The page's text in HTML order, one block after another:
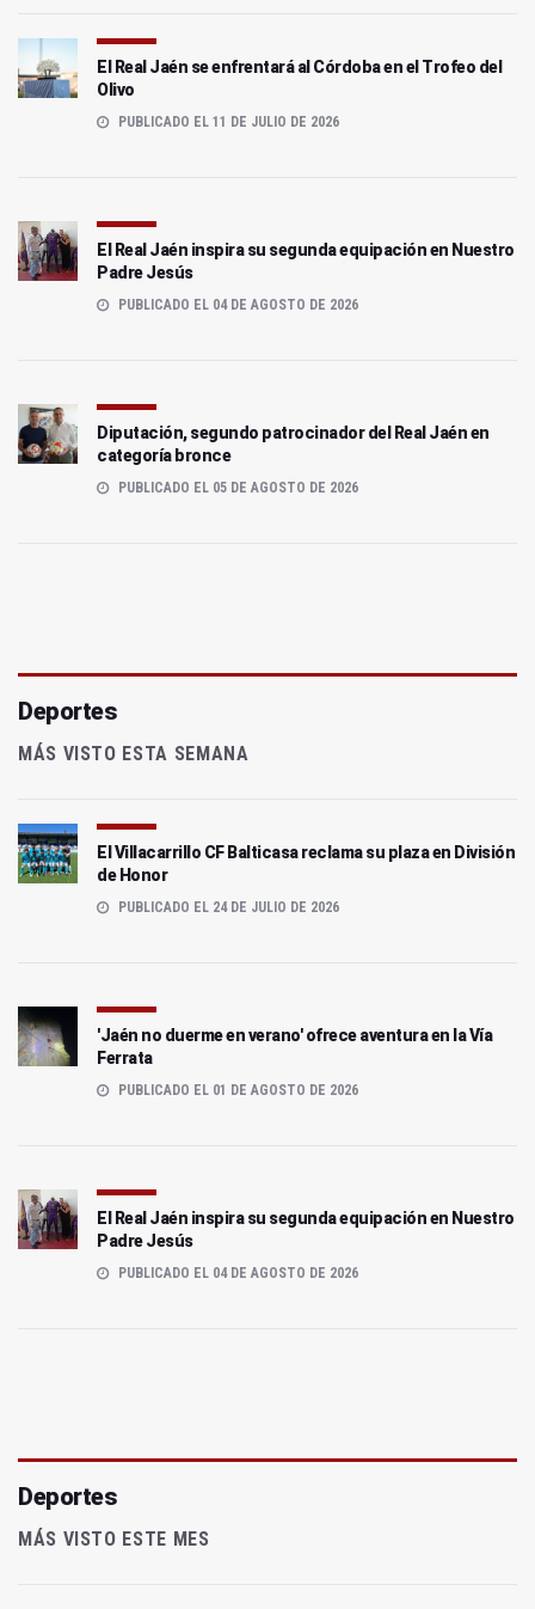
El Real Jaén se enfrentará al Córdoba en el Trofeo del
Olivo
PUBLICADO EL 11 DE JULIO DE 2026
El Real Jaén inspira su segunda equipación en Nuestro
Padre Jesús
PUBLICADO EL 04 DE AGOSTO DE 2026
Diputación, segundo patrocinador del Real Jaén en
categoría bronce
PUBLICADO EL 05 DE AGOSTO DE 2026
Deportes
MÁS VISTO ESTA SEMANA
El Villacarrillo CF Balticasa reclama su plaza en División
de Honor
PUBLICADO EL 24 DE JULIO DE 2026
'Jaén no duerme en verano' ofrece aventura en la Vía
Ferrata
PUBLICADO EL 01 DE AGOSTO DE 2026
El Real Jaén inspira su segunda equipación en Nuestro
Padre Jesús
PUBLICADO EL 04 DE AGOSTO DE 2026
Deportes
MÁS VISTO ESTE MES